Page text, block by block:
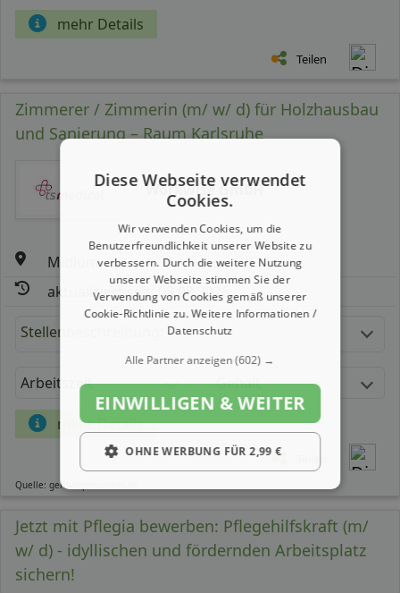
mehr Details
Teilen
Zimmerer / Zimmerin (m/ w/ d) für Holzhausbau
und Sanierung – Raum Karlsruhe
Workwise GmbH
Midlum
aktualisiert seit: 09.08.2026
Stellenbeschreibung:
Arbeitszeit Gehalt
mehr Details
Quelle: germanpersonnel.de
Jetzt mit Pflegia bewerben: Pflegehilfskraft (m/
w/ d) - idyllischen und fördernden Arbeitsplatz
sichern!
Diese Webseite verwendet
Cookies.
Wir verwenden Cookies, um die
Benutzerfreundlichkeit unserer Website zu
verbessern. Durch die weitere Nutzung
unserer Webseite stimmen Sie der
Verwendung von Cookies gemäß unserer
Cookie-Richtlinie zu.Weitere Informationen /
Datenschutz
Alle Partner anzeigen(602) →
EINWILLIGEN & WEITER
OHNE WERBUNG FÜR 2,99 €